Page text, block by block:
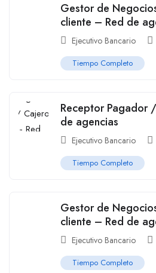
Gestor de
cliente – Red de
Ejecutivo Bancario
Tiempo Completo
Receptor Pagador
de agencias
Ejecutivo Bancario
Tiempo Completo
Gestor de
cliente – Red de
Ejecutivo Bancario
Tiempo Completo